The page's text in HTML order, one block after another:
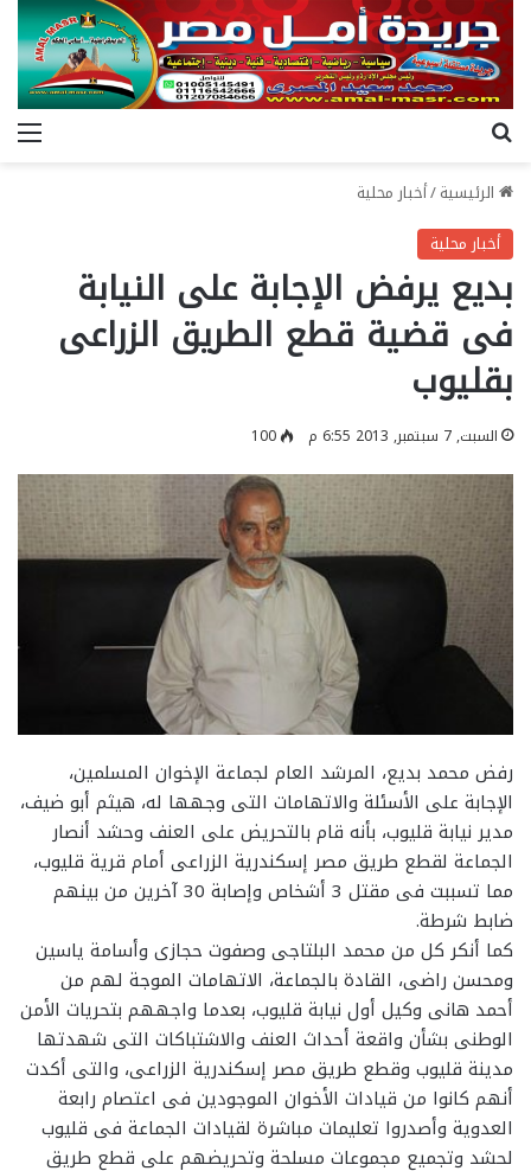
الرئيسية/أخبار محلية
أخبار محلية
بديع يرفض الإجابة على النيابة
فى قضية قطع الطريق الزراعى
بقليوب
السبت, 7 سبتمبر, 2013 6:55 م 100
رفض محمد بديع، المرشد العام لجماعة الإخوان المسلمين،
الإجابة على الأسئلة والاتهامات التى وجهها له، هيثم أبو ضيف،
مدير نيابة قليوب، بأنه قام بالتحريض على العنف وحشد أنصار
الجماعة لقطع طريق مصر إسكندرية الزراعى أمام قرية قليوب،
مما تسببت فى مقتل 3 أشخاص وإصابة 30 آخرين من بينهم
ضابط شرطة.
كما أنكر كل من محمد البلتاجى وصفوت حجازى وأسامة ياسين
ومحسن راضى، القادة بالجماعة، الاتهامات الموجة لهم من
أحمد هانى وكيل أول نيابة قليوب، بعدما واجههم بتحريات الأمن
الوطنى بشأن واقعة أحداث العنف والاشتباكات التى شهدتها
مدينة قليوب وقطع طريق مصر إسكندرية الزراعى، والتى أكدت
أنهم كانوا من قيادات الأخوان الموجودين فى اعتصام رابعة
العدوية وأصدروا تعليمات مباشرة لقيادات الجماعة فى قليوب
لحشد وتجميع مجموعات مسلحة وتحريضهم على قطع طريق